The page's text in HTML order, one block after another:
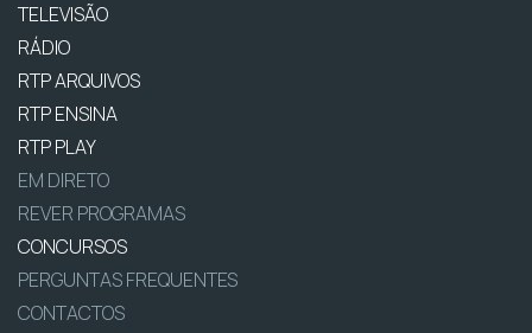
TELEVISÃO
RÁDIO
RTP ARQUIVOS
RTP ENSINA
RTP PLAY
EM DIRETO
REVER PROGRAMAS
CONCURSOS
PERGUNTAS FREQUENTES
CONTACTOS